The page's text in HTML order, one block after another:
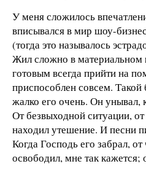
У меня сложилось
вписывался в мир шоу-
(тогда это называлось
Жил сложно в
готовым всегда прийти на
приспособлен совсем.
жалко его очень. Он унывал,
От безвыходной ситуации,
находил утешение. И песни
Когда Господь его забрал,
освободил, мне так кажется;